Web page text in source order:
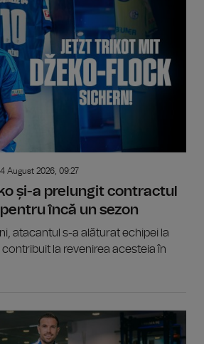
August 2026, 09:27
și-a prelungit contractul
încă un sezon
atacantul s-a alăturat echipei la
la revenirea acesteia în